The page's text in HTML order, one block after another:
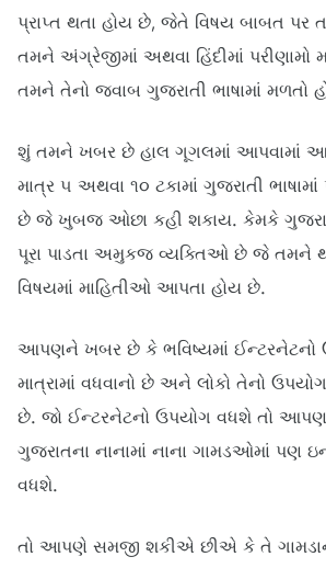
પ્રાપ્ત થતા હોય છે, જેતે વિષય બાબત પર
તમને અંગ્રેજીમાં અથવા હિંદીમાં પરીણામો
તમને તેનો જવાબ ગુજરાતી ભાષામાં મળતો
શું તમને ખબર છે હાલ ગૂગલમાં આપવામાં
માત્ર ૫ અથવા ૧૦ ટકામાં ગુજરાતી ભાષામાં
છે જે ખુબજ ઓછા કહી શકાય. કેમકે ગુજરાતી
પૂરા પાડતા અમુકજ વ્યક્તિઓ છે જે તમને
વિષયમાં માહિતીઓ આપતા હોય છે.
આપણને ખબર છે કે ભવિષ્યમાં ઈન્ટરનેટનો
માત્રામાં વધવાનો છે અને લોકો તેનો
છે. જો ઈન્ટરનેટનો ઉપયોગ વધશે તો
ગુજરાતના નાનામાં નાના ગામડઓમાં પણ
વધશે.
તો આપણે સમજી શકીએ છીએ કે તે